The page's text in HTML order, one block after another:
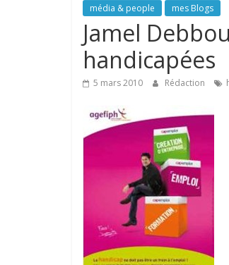
média & people mes Blogs
Jamel
handicapées
5 mars 2010 Rédaction